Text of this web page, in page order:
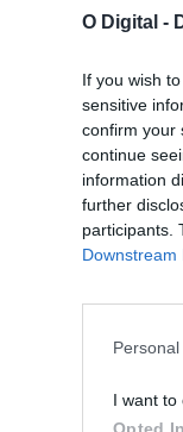
O Digital -
If you wish
sensitive
confirm your
continue
information
further
participants.
Downstream
I want to
do Plano
a
de 725 mil